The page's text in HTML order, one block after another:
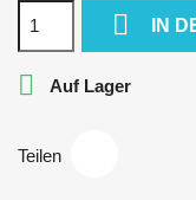
 IN
 Auf Lager
Teilen